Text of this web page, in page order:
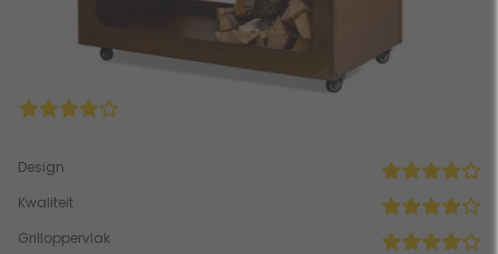
Design
Kwaliteit
Grilloppervlak